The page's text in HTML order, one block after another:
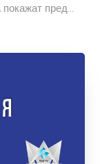
пред...